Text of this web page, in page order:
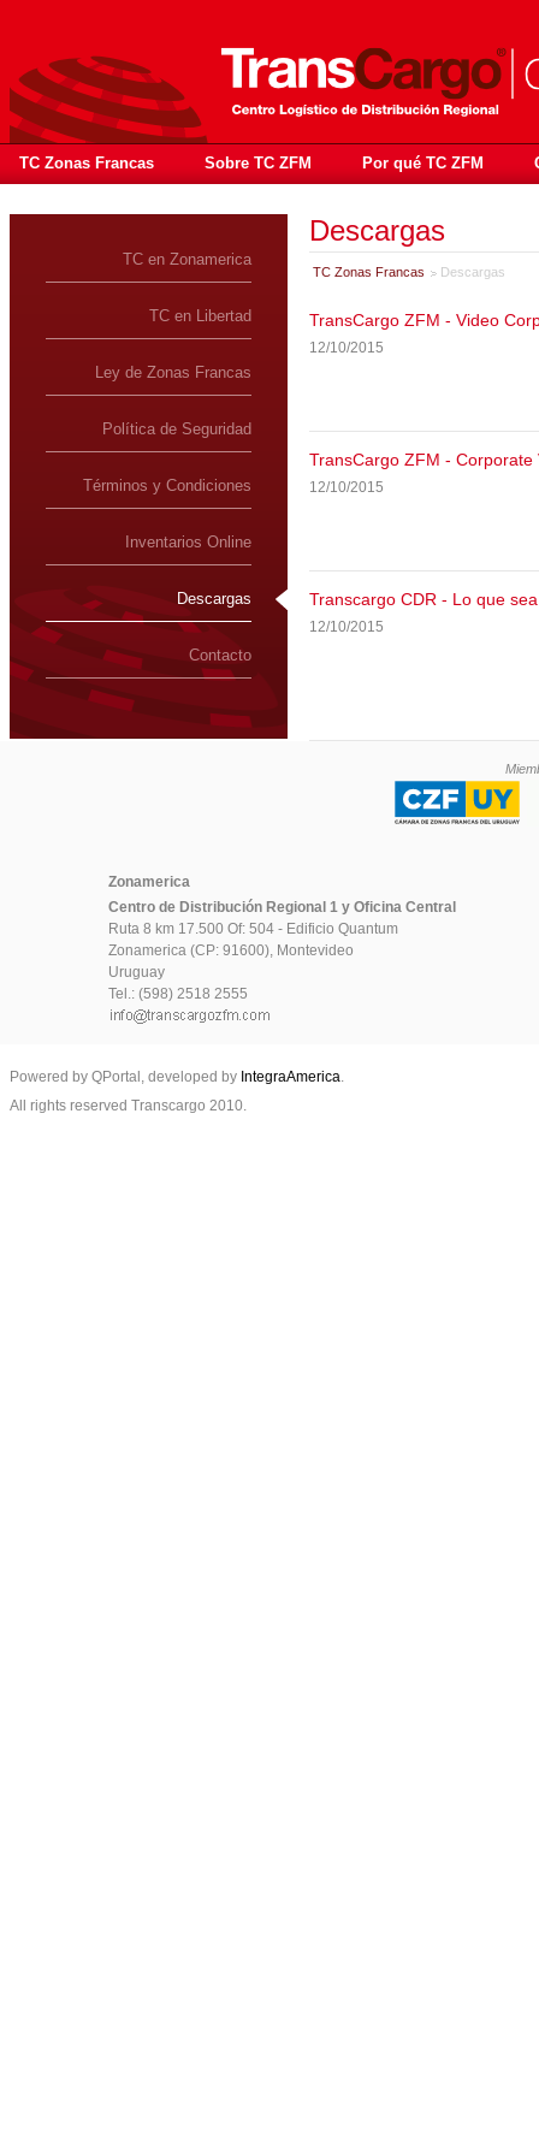
TC Zonas Francas Sobre TC ZFM Por qué TC ZFM
TC en Zonamerica
TC en Libertad
Ley de Zonas Francas
Política de Seguridad
Términos y Condiciones
Inventarios Online
Descargas
Contacto
Descargas
TC Zonas Francas Descargas
TransCargo ZFM - Video
12/10/2015
TransCargo ZFM - Corporate
12/10/2015
Transcargo CDR - Lo que
12/10/2015
Zonamerica
Centro de Distribución Regional 1 y Oficina Central
Ruta 8 km 17.500 Of: 504 - Edificio Quantum
Zonamerica (CP: 91600), Montevideo
Uruguay
Tel.: (598) 2518 2555
Powered by QPortal, developed by IntegraAmerica.
All rights reserved Transcargo 2010.